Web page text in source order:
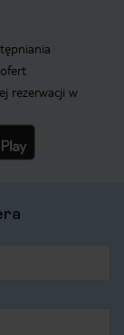
rezerwacji w